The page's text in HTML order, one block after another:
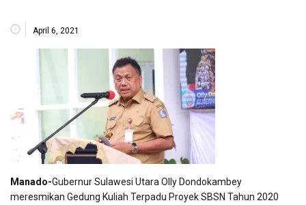
April 6, 2021
Manado-Gubernur Sulawesi Utara Olly Dondokambey
meresmikan Gedung Kuliah Terpadu Proyek SBSN Tahun 2020